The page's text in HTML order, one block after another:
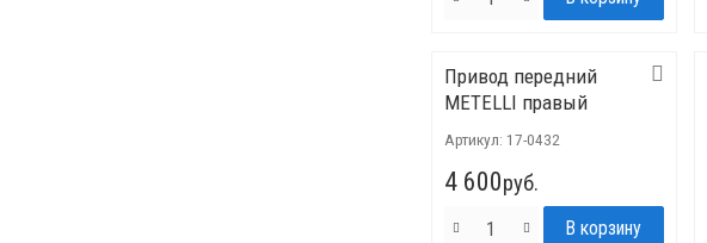
Привод передний
METELLI правый
Артикул: 17-0432
4 600руб.